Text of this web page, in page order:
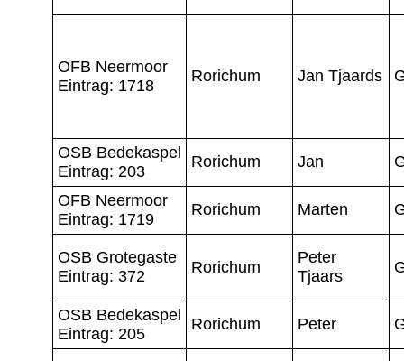
OFB Neermoor
Eintrag: 1718
Rorichum Jan Tjaards
OSB Bedekaspel
Eintrag: 203
Rorichum Jan
OFB Neermoor
Eintrag: 1719
Rorichum Marten
OSB Grotegaste
Eintrag: 372
Rorichum
Peter
Tjaars
OSB Bedekaspel
Eintrag: 205
Rorichum Peter